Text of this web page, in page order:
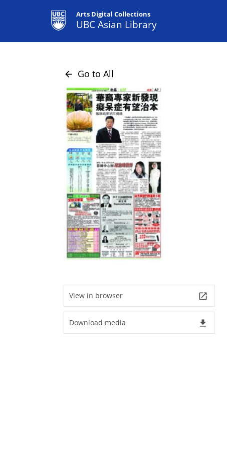
Arts Digital Collections
UBC Asian Library
arrow_back Go to All
View in browser launch
Download media file_download